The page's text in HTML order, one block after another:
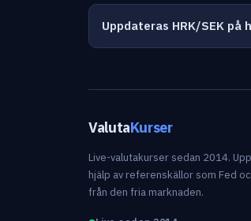
Uppdateras HRK/SEK på
ValutaKurser
Live-valutakurser sedan 2014.
hjälp av referenskällor som Fed
från den fria marknaden.